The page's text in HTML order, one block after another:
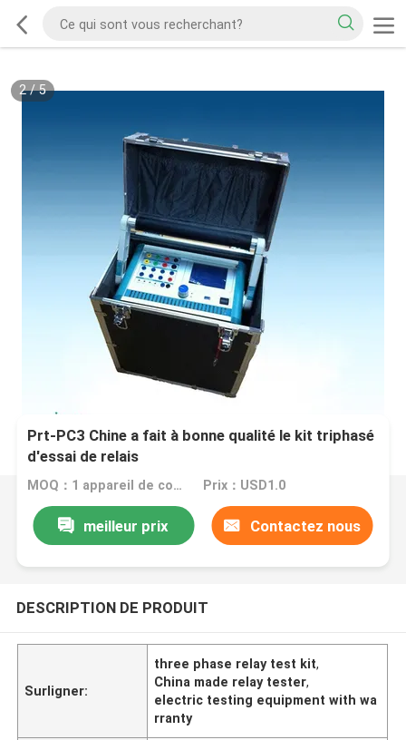
2/5
Prt-PC3 Chine a fait à bonne qualité le kit triphasé
d'essai de relais
MOQ：1 appareil de contrôle réglé de relais Prix：USD1.0
meilleur prix Contactez nous
DESCRIPTION DE PRODUIT
Surligner:
three phase relay test kit,
China made relay tester,
electric testing equipment with wa
rranty